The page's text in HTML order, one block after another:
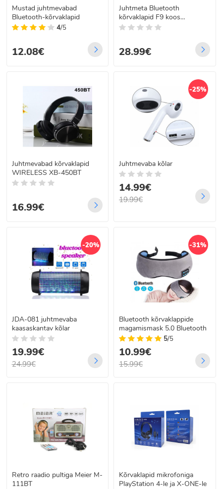
Mustad juhtmevabad
Bluetooth-kõrvaklapid
4/5
12.08€
Juhtmeta Bluetooth
kõrvaklapid F9 koos
Powerbank funktsiooniga
28.99€
Juhtmevabad kõrvaklapid
WIRELESS XB-450BT
16.99€
-25%
Juhtmevaba kõlar
14.99€
19.99€
-20%
JDA-081 juhtmevaba
kaasaskantav kõlar
19.99€
24.99€
-31%
Bluetooth kõrvaklappide
magamismask 5.0 Bluetooth
5/5
10.99€
15.99€
Retro raadio pultiga Meier M-
111BT
Kõrvaklapid mikrofoniga
PlayStation 4-le ja X-ONE-le